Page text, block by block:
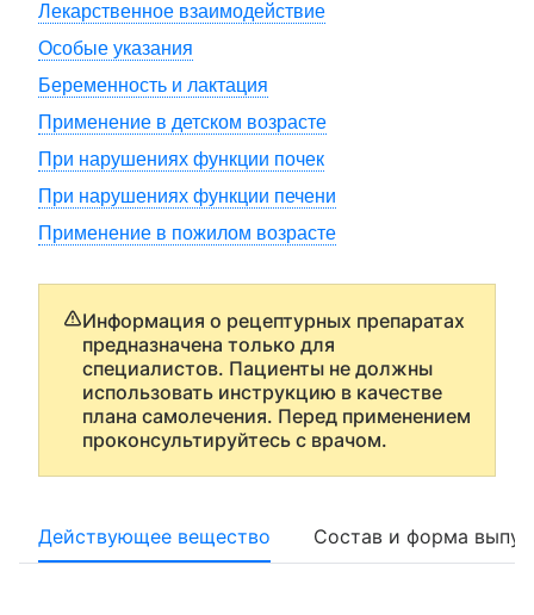
Лекарственное взаимодействие
Особые указания
Беременность и лактация
Применение в детском возрасте
При нарушениях функции почек
При нарушениях функции печени
Применение в пожилом возрасте
Информация о рецептурных препаратах
предназначена только для
специалистов. Пациенты не должны
использовать инструкцию в качестве
плана самолечения. Перед применением
проконсультируйтесь с врачом.
Действующее вещество Состав и форма